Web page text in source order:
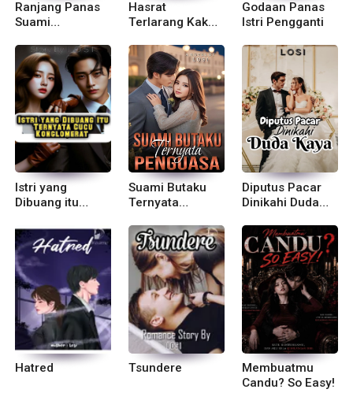
Ranjang Panas
Suami
Hasrat
Terlarang Kakak
Godaan Panas
Istri Pengganti
Istri yang
Dibuang itu
Konglomerat
Suami Butaku
Ternyata
Diputus Pacar
Dinikahi Duda
Hatred Tsundere
Membuatmu
Candu? So Easy!